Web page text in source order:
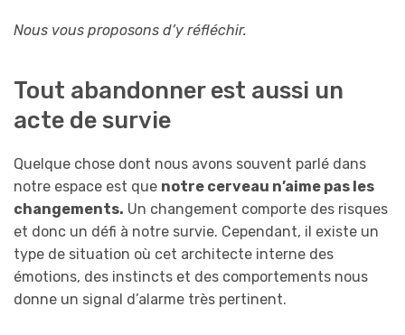
Nous vous proposons d’y réfléchir.
Tout abandonner est aussi un
acte de survie
Quelque chose dont nous avons souvent parlé dans
notre espace est que notre cerveau n’aime pas les
changements. Un changement comporte des risques
et donc un défi à notre survie. Cependant, il existe un
type de situation où cet architecte interne des
émotions, des instincts et des comportements nous
donne un signal d’alarme très pertinent.